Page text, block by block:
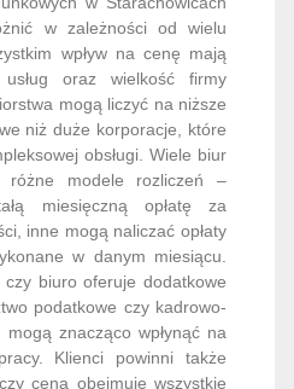
w zależności od wielu
wpływ na cenę mają
usług oraz wielkość firmy
mogą liczyć na niższe
niż duże korporacje, które
obsługi. Wiele biur
różne modele rozliczeń –
miesięczną opłatę za
inne mogą naliczać opłaty
w danym miesiącu.
biuro oferuje dodatkowe
podatkowe czy kadrowo-
znacząco wpłynąć na
Klienci powinni także
cena obejmuje wszystkie